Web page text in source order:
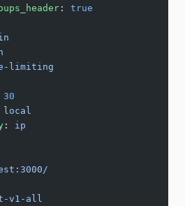
: true
limiting
30
local
: ip
v1-all